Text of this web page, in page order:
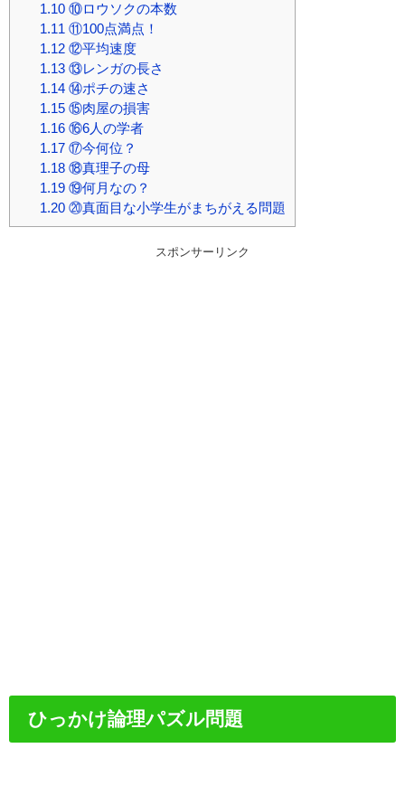
1.10⑩ロウソクの本数
1.11 ⑪100点満点！
1.12⑫平均速度
1.13⑬レンガの長さ
1.14⑭ポチの速さ
1.15⑮肉屋の損害
1.16⑯6人の学者
1.17⑰今何位？
1.18⑱真理子の母
1.19⑲何月なの？
1.20⑳真面目な小学生がまちがえる問題
スポンサーリンク
ひっかけ論理パズル問題